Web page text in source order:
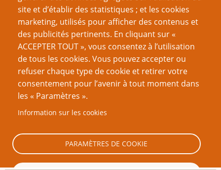
site et d’établir des statistiques ; et les cookies
marketing, utilisés pour afficher des contenus et
des publicités pertinents. En cliquant sur «
ACCEPTER TOUT », vous consentez à l’utilisation
de tous les cookies. Vous pouvez accepter ou
refuser chaque type de cookie et retirer votre
consentement pour l’avenir à tout moment dans
les « Paramètres ».
Information sur les cookies
PARAMÈTRES DE COOKIE
Réinitialiser votre mot de passe
VOUS AIMEREZ AUSSI
Une histoire de dés
Les langues de D&D impliquent un univers particulier
1d20 idées de cadeaux rôlistes qui ne soient pas
La forteresse gygaxienne